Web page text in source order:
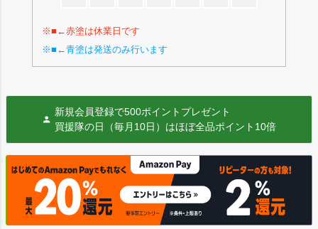
※■←赤塗は休業日です
※■←青塗は発送のみ行います
新規会員登録で500ポイントプレゼント
買援隊の日（毎月10日）はほぼ全品ポイント10倍